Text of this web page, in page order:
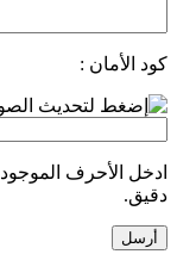
كود الأمان :
ادخل الأحرف
دقيق.